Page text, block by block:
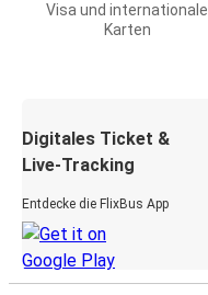
Visa und internationale
Karten
Digitales Ticket &
Live-Tracking
Entdecke die FlixBus App